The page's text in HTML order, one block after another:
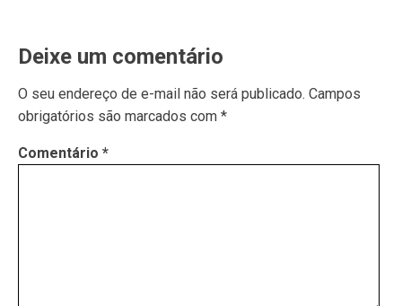
Deixe um comentário
O seu endereço de e-mail não será publicado. Campos
obrigatórios são marcados com *
Comentário *